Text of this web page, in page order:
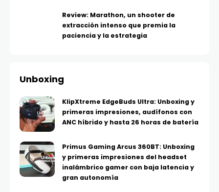
Review: Marathon, un shooter de
extracción intenso que premia la
paciencia y la estrategia
Unboxing
KlipXtreme EdgeBuds Ultra: Unboxing y
primeras impresiones, audífonos con
ANC híbrido y hasta 26 horas de batería
Primus Gaming Arcus 360BT: Unboxing
y primeras impresiones del headset
inalámbrico gamer con baja latencia y
gran autonomía